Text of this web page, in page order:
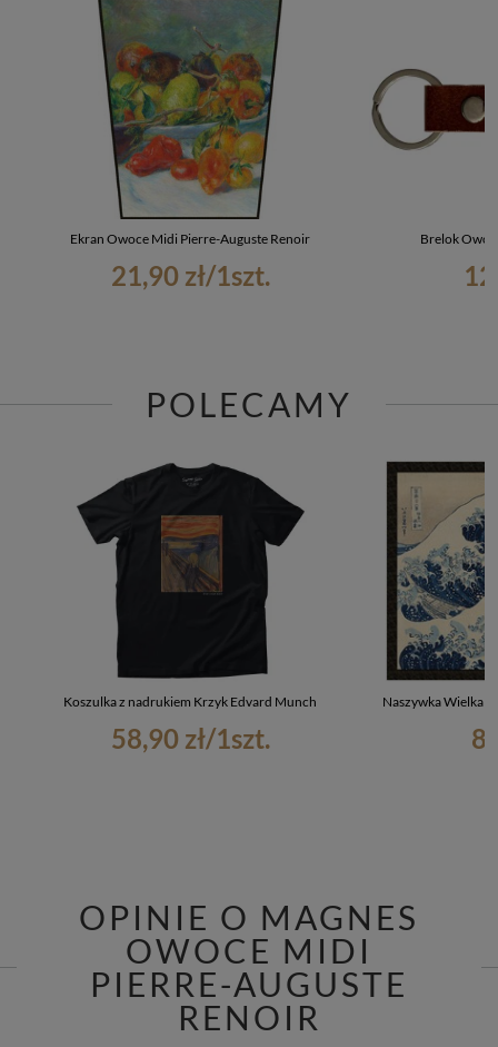
Ekran Owoce Midi Pierre-Auguste Renoir
21,90 zł/1szt.
Brelok
POLECAMY
Koszulka z nadrukiem Krzyk Edvard Munch
58,90 zł/1szt.
Naszywka Wielka
OPINIE O MAGNES
OWOCE MIDI
PIERRE-AUGUSTE
RENOIR